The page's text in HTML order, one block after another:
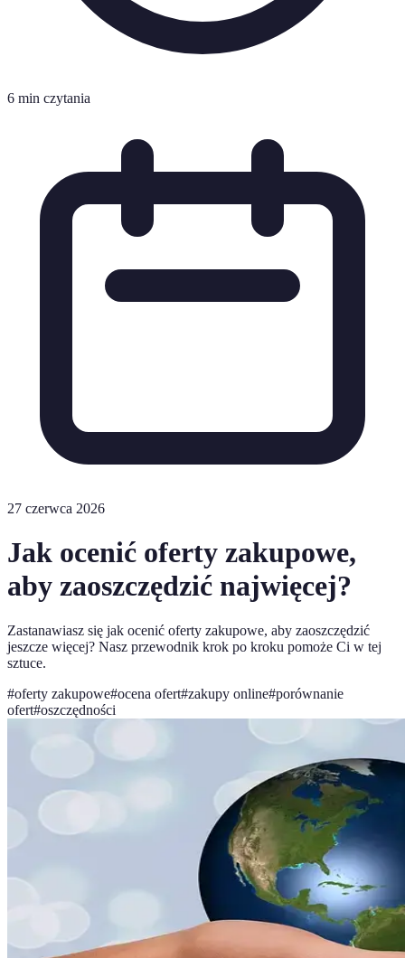
6 min czytania
27 czerwca 2026
Jak ocenić oferty zakupowe,
aby zaoszczędzić najwięcej?
Zastanawiasz się jak ocenić oferty zakupowe, aby zaoszczędzić
jeszcze więcej? Nasz przewodnik krok po kroku pomoże Ci w tej
sztuce.
#oferty zakupowe#ocena ofert#zakupy online#porównanie
ofert#oszczędności